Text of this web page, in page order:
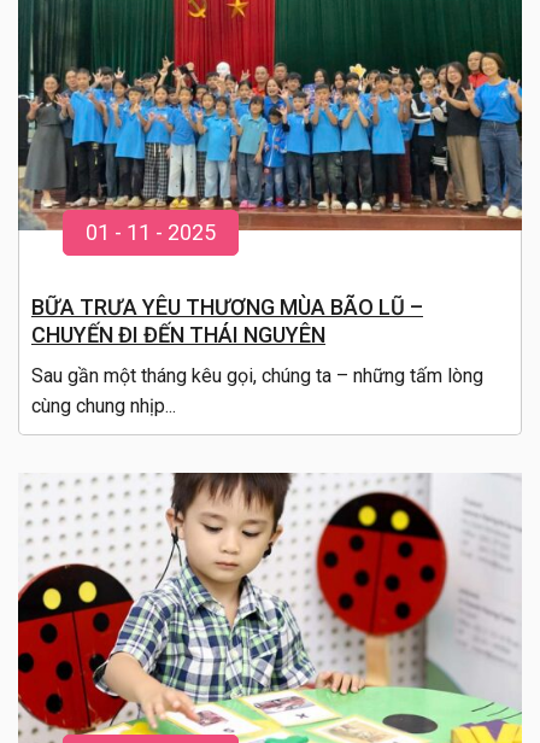
01 - 11 - 2025
BỮA TRƯA YÊU THƯƠNG MÙA BÃO LŨ –
CHUYẾN ĐI ĐẾN THÁI NGUYÊN
Sau gần một tháng kêu gọi, chúng ta – những tấm lòng
cùng chung nhịp...